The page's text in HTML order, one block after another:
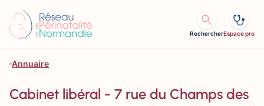
RechercherEspace pro
Annuaire
Cabinet libéral - 7 rue du Champs des